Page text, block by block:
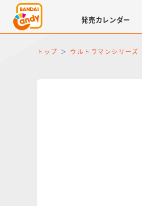
発売カレンダー
トップ ウルトラマンシリーズ